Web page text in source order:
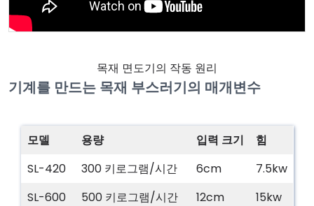
목재 면도기의 작동 원리
기계를 만드는 목재 부스러기의 매개변수
모델 용량 입력 크기
힘
SL-420
300 키로그램/시간 6cm
7.5kw
SL-600
500 키로그램/시간 12cm
15kw